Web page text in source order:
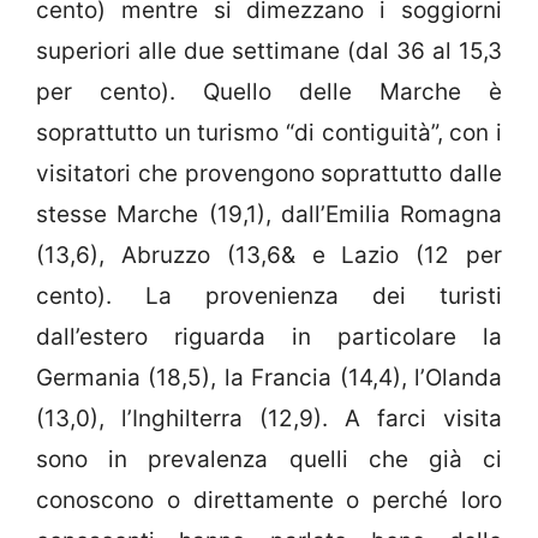
cento) mentre si dimezzano i soggiorni
superiori alle due settimane (dal 36 al 15,3
per cento). Quello delle Marche è
soprattutto un turismo “di contiguità”, con i
visitatori che provengono soprattutto dalle
stesse Marche (19,1), dall’Emilia Romagna
(13,6), Abruzzo (13,6& e Lazio (12 per
cento). La provenienza dei turisti
dall’estero riguarda in particolare la
Germania (18,5), la Francia (14,4), l’Olanda
(13,0), l’Inghilterra (12,9). A farci visita
sono in prevalenza quelli che già ci
conoscono o direttamente o perché loro